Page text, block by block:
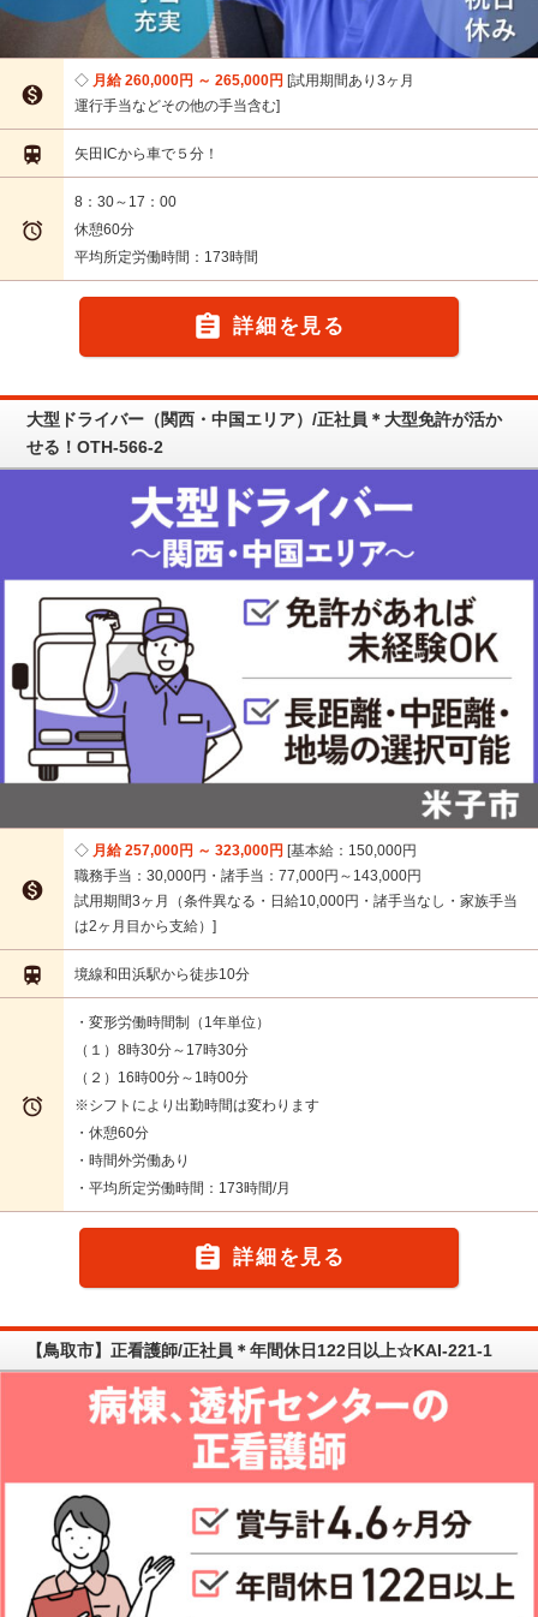

月給 260,000円 ～ 265,000円 試用期間あり3ヶ月
運行手当などその他の手当含む
 矢田ICから車で５分！

8：30～17：00
休憩60分
平均所定労働時間：173時間
 詳細を見る
大型ドライバー（関西・中国エリア）/正社員＊大型免許が活か
せる！OTH-566-2

月給 257,000円 ～ 323,000円 基本給：150,000円
職務手当：30,000円・諸手当：77,000円～143,000円
試用期間3ヶ月（条件異なる・日給10,000円・諸手当なし・家族手当
は2ヶ月目から支給）
 境線和田浜駅から徒歩10分

・変形労働時間制（1年単位）
（１）8時30分～17時30分
（２）16時00分～1時00分
※シフトにより出勤時間は変わります
・休憩60分
・時間外労働あり
・平均所定労働時間：173時間/月
 詳細を見る
【鳥取市】正看護師/正社員＊年間休日122日以上☆KAI-221-1